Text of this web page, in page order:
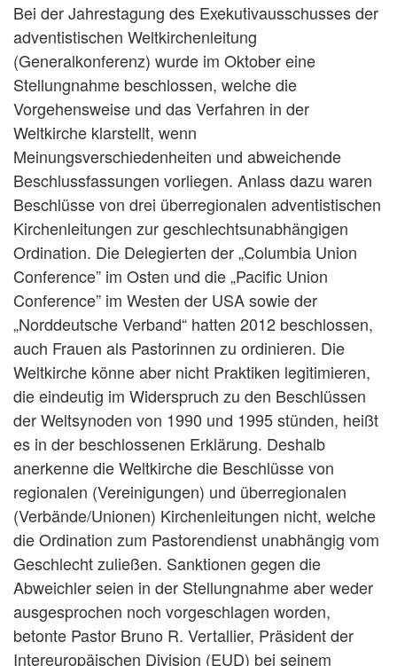
Bei der Jahrestagung des Exekutivausschusses der
adventistischen Weltkirchenleitung
(Generalkonferenz) wurde im Oktober eine
Stellungnahme beschlossen, welche die
Vorgehensweise und das Verfahren in der
Weltkirche klarstellt, wenn
Meinungsverschiedenheiten und abweichende
Beschlussfassungen vorliegen. Anlass dazu waren
Beschlüsse von drei überregionalen adventistischen
Kirchenleitungen zur geschlechtsunabhängigen
Ordination. Die Delegierten der „Columbia Union
Conference” im Osten und die „Pacific Union
Conference” im Westen der USA sowie der
„Norddeutsche Verband“ hatten 2012 beschlossen,
auch Frauen als Pastorinnen zu ordinieren. Die
Weltkirche könne aber nicht Praktiken legitimieren,
die eindeutig im Widerspruch zu den Beschlüssen
der Weltsynoden von 1990 und 1995 stünden, heißt
es in der beschlossenen Erklärung. Deshalb
anerkenne die Weltkirche die Beschlüsse von
regionalen (Vereinigungen) und überregionalen
(Verbände/Unionen) Kirchenleitungen nicht, welche
die Ordination zum Pastorendienst unabhängig vom
Geschlecht zuließen. Sanktionen gegen die
Abweichler seien in der Stellungnahme aber weder
ausgesprochen noch vorgeschlagen worden,
betonte Pastor Bruno R. Vertallier, Präsident der
Intereuropäischen Division (EUD) bei seinem